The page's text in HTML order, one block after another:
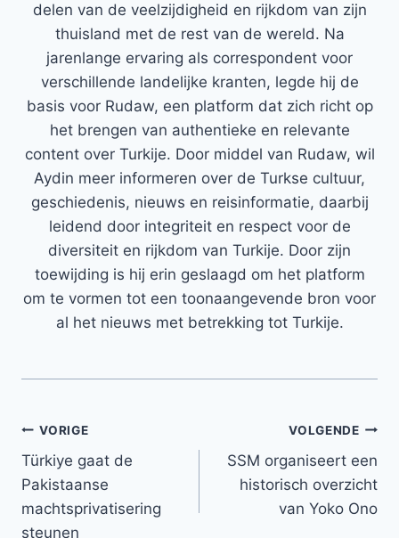
delen van de veelzijdigheid en rijkdom van zijn
thuisland met de rest van de wereld. Na
jarenlange ervaring als correspondent voor
verschillende landelijke kranten, legde hij de
basis voor Rudaw, een platform dat zich richt op
het brengen van authentieke en relevante
content over Turkije. Door middel van Rudaw, wil
Aydin meer informeren over de Turkse cultuur,
geschiedenis, nieuws en reisinformatie, daarbij
leidend door integriteit en respect voor de
diversiteit en rijkdom van Turkije. Door zijn
toewijding is hij erin geslaagd om het platform
om te vormen tot een toonaangevende bron voor
al het nieuws met betrekking tot Turkije.
Bericht
navigatie
VORIGE
Türkiye gaat de
Pakistaanse
machtsprivatisering
steunen
VOLGENDE
SSM organiseert een
historisch overzicht
van Yoko Ono